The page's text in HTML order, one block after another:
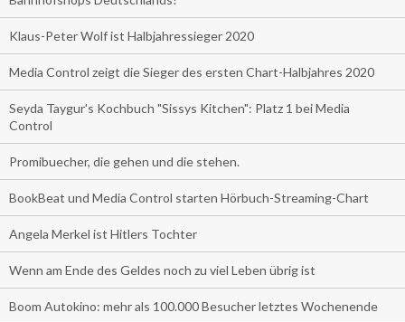
Klaus-Peter Wolf ist Halbjahressieger 2020
Media Control zeigt die Sieger des ersten Chart-Halbjahres 2020
Seyda Taygur's Kochbuch "Sissys Kitchen": Platz 1 bei Media
Control
Promibuecher, die gehen und die stehen.
BookBeat und Media Control starten Hörbuch-Streaming-Chart
Angela Merkel ist Hitlers Tochter
Wenn am Ende des Geldes noch zu viel Leben übrig ist
Boom Autokino: mehr als 100.000 Besucher letztes Wochenende